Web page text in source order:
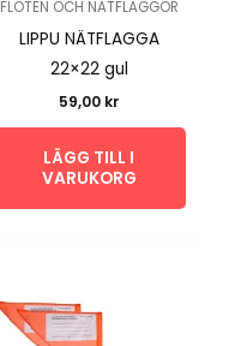
FLÖTEN OCH NÄTFLAGGOR
LIPPU NÄTFLAGGA
22×22 gul
59,00 kr
LÄGG TILL I
VARUKORG